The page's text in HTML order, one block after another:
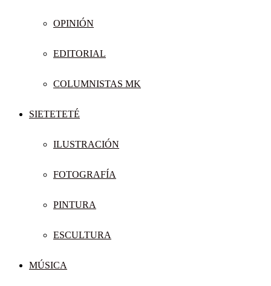
OPINIÓN
EDITORIAL
COLUMNISTAS MK
SIETETETÉ
ILUSTRACIÓN
FOTOGRAFÍA
PINTURA
ESCULTURA
MÚSICA